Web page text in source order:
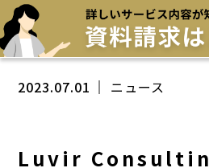
2023.07.01 ニュース
Luvir